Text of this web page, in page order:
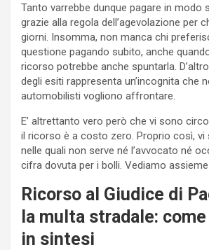
Tanto varrebbe dunque pagare in modo
grazie alla regola dell’agevolazione per
giorni. Insomma, non manca chi
questione pagando subito, anche
ricorso potrebbe anche spuntarla.
degli esiti rappresenta un’incognita che
automobilisti vogliono affrontare.
E’ altrettanto vero però che vi sono
il ricorso è a costo zero. Proprio così, vi
nelle quali non serve né l’avvocato né
cifra dovuta per i bolli. Vediamo
Ricorso al Giudice di
la multa stradale:
in sintesi